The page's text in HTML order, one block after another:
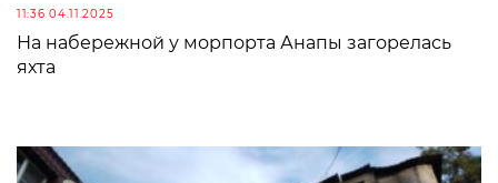
11:36 04.11.2025
На набережной у морпорта Анапы загорелась
яхта